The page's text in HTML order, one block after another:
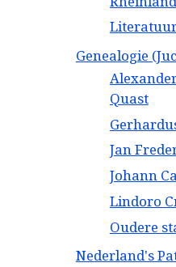
Genealogie
Quast
Jan
Johann
Lindoro
Oudere
Nederland's